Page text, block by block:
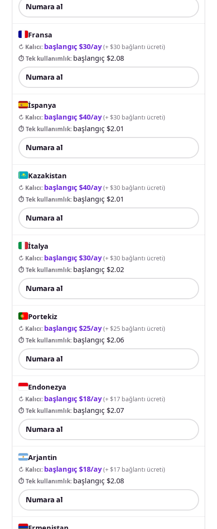
Numara al
Fransa
↻ Kalıcı: başlangıç $30/ay(+ $30 bağlantı ücreti)
⏱ Tek kullanımlık: başlangıç $2.08
Numara al
İspanya
↻ Kalıcı: başlangıç $40/ay(+ $30 bağlantı ücreti)
⏱ Tek kullanımlık: başlangıç $2.01
Numara al
Kazakistan
↻ Kalıcı: başlangıç $40/ay(+ $30 bağlantı ücreti)
⏱ Tek kullanımlık: başlangıç $2.01
Numara al
İtalya
↻ Kalıcı: başlangıç $30/ay(+ $30 bağlantı ücreti)
⏱ Tek kullanımlık: başlangıç $2.02
Numara al
Portekiz
↻ Kalıcı: başlangıç $25/ay(+ $25 bağlantı ücreti)
⏱ Tek kullanımlık: başlangıç $2.06
Numara al
Endonezya
↻ Kalıcı: başlangıç $18/ay(+ $17 bağlantı ücreti)
⏱ Tek kullanımlık: başlangıç $2.07
Numara al
Arjantin
↻ Kalıcı: başlangıç $18/ay(+ $17 bağlantı ücreti)
⏱ Tek kullanımlık: başlangıç $2.08
Numara al